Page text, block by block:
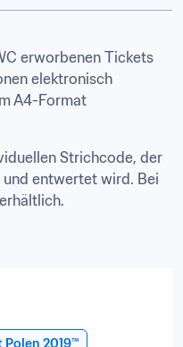
erworbenen Tickets
elektronisch
A4-Format
Strichcode, der
entwertet wird. Bei
2019™